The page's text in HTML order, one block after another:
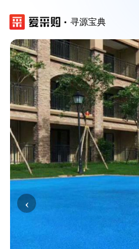
寻源宝典
‹